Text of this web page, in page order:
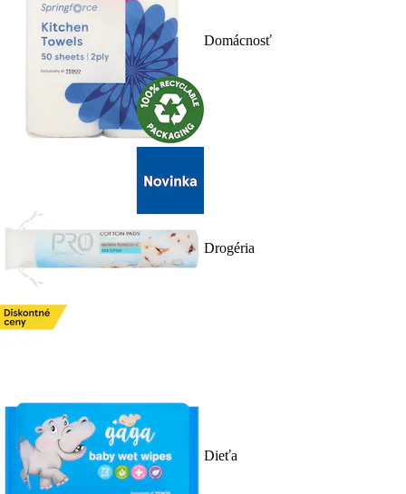
Domácnosť
Drogéria
Dieťa